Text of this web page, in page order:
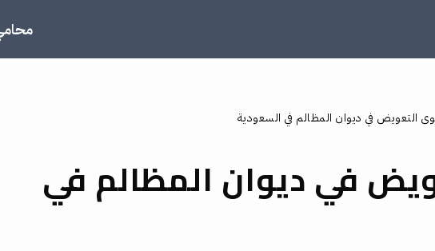
التعويض في ديوان المظالم في السعودية
في ديوان المظالم في